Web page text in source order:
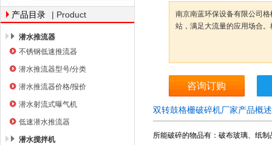
南京南蓝环保产业有限公司
产品目录 | Product
潜水推流器
不锈钢低速推流器
潜水推流器型号/分类
潜水推流器价格/报价
潜水射流式曝气机
低速潜水推流器
潜水搅拌机
南京南蓝环保设备有限公司
站，满足大流量的应用场合
咨询订购
双转鼓格栅破碎机厂家产品概
所能破碎的物品有：破布玻璃、纸